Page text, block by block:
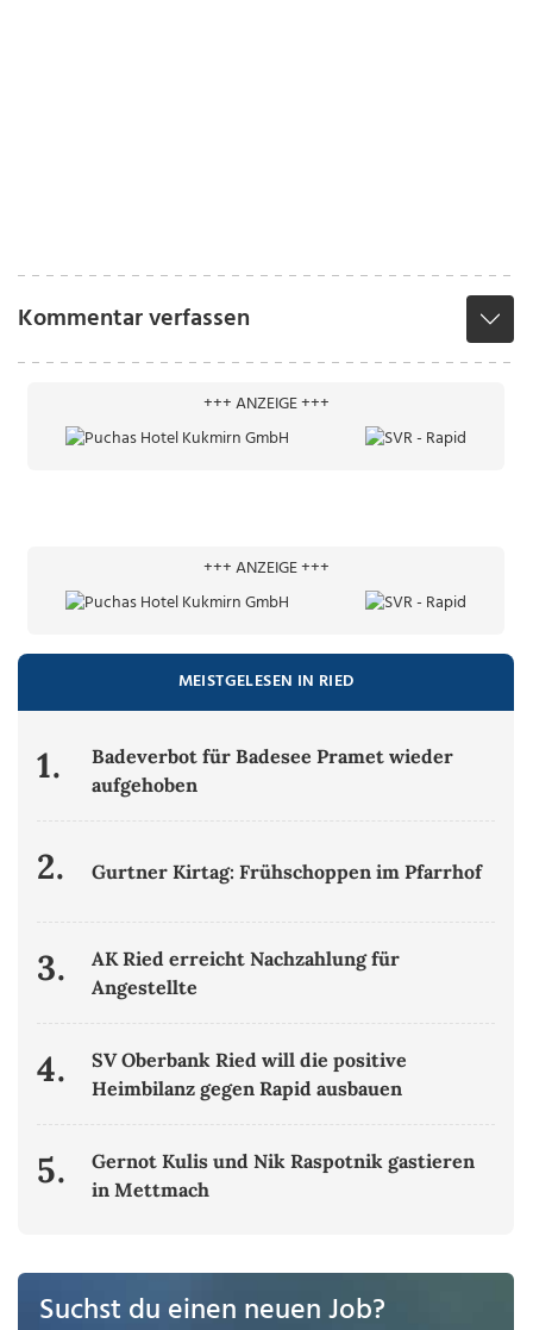
Kommentar verfassen
+++ ANZEIGE +++
+++ ANZEIGE +++
MEISTGELESEN IN RIED
1.
Badeverbot für Badesee Pramet wieder
aufgehoben
2. Gurtner Kirtag: Frühschoppen im Pfarrhof
3.
AK Ried erreicht Nachzahlung für
Angestellte
4.
SV Oberbank Ried will die positive
Heimbilanz gegen Rapid ausbauen
5.
Gernot Kulis und Nik Raspotnik gastieren
in Mettmach
Suchst du einen neuen Job?